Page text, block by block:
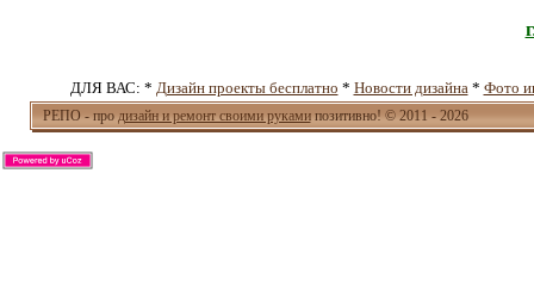
ДЛЯ ВАС: * Дизайн проекты бесплатно * Новости дизайна * Фото
РЕПО - про дизайн и ремонт своими рукамипозитивно! © 2011 - 2026